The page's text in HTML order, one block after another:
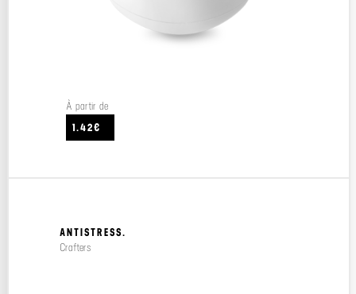
À partir de
1.42€
ANTISTRESS.
Crafters